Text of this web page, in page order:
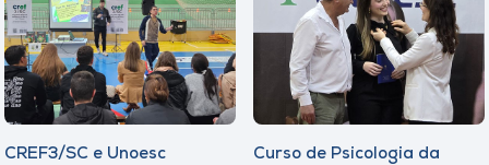
CREF3/SC e Unoesc
Curso de Psicologia da